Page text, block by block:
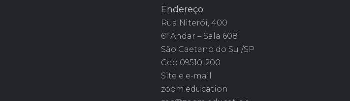
Endereço
Rua Niterói, 400
6º Andar – Sala 608
São Caetano do Sul/SP
Cep 09510-200
Site e e-mail
zoom.education